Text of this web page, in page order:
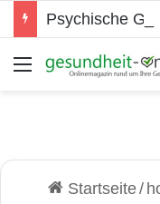
Psychische
Menü
Startseite/